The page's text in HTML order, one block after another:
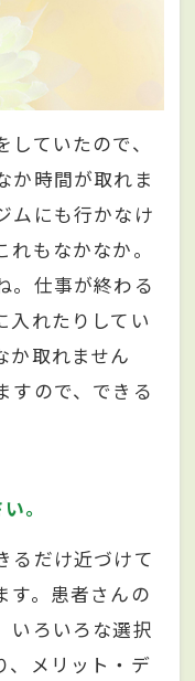
ていたので、
か時間が取れま
ムにも行かなけ
もなかなか。
。仕事が終わる
入れたりしてい
か取れません
すので、できる
。
るだけ近づけて
す。患者さんの
いろいろな選択
、メリット・デ